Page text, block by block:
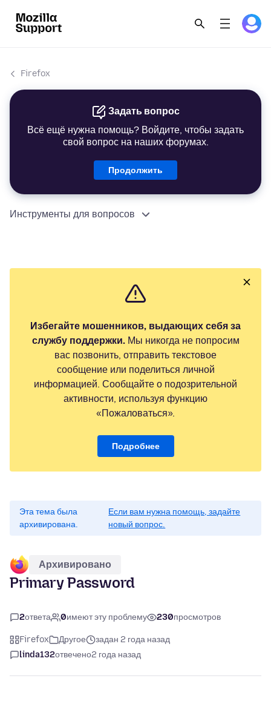
Firefox
Задать вопрос
Всё ещё нужна помощь? Войдите, чтобы задать
свой вопрос на наших форумах.
Продолжить
Инструменты для вопросов
Избегайте мошенников, выдающих себя за
службу поддержки.Мы никогда не попросим
вас позвонить, отправить текстовое
сообщение или поделиться личной
информацией. Сообщайте о подозрительной
активности, используя функцию
«Пожаловаться».
Подробнее
Эта тема была
архивирована.
Если вам нужна помощь, задайте
новый вопрос.
Архивировано
Primary Password
2ответа 0имеют эту проблему 230просмотров
Firefox Другое
задан 2 года назад
linda132отвечено2 года назад